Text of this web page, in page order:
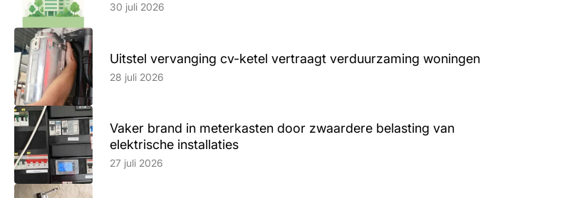
30 juli 2026
Uitstel vervanging cv-ketel vertraagt verduurzaming woningen
Lees artikel
28 juli 2026
Vaker brand in meterkasten door zwaardere belasting van
elektrische installaties
Lees artikel
27 juli 2026